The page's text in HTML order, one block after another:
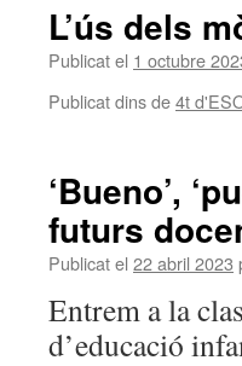
L’ús dels
Publicat el 1 octubre
Publicat dins de4t
‘Bueno’,
futurs
Publicat el 22 abril 2023
Entrem a la
d’educació